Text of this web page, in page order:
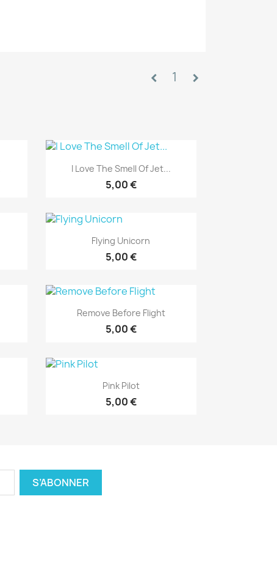
chevron_left 1 chevron_right
Aperçu rapide
I Love The Smell Of Jet...
5,00 €
Aperçu rapide
Flying Unicorn
5,00 €
Aperçu rapide
Remove Before Flight
5,00 €
Aperçu rapide
Pink Pilot
5,00 €